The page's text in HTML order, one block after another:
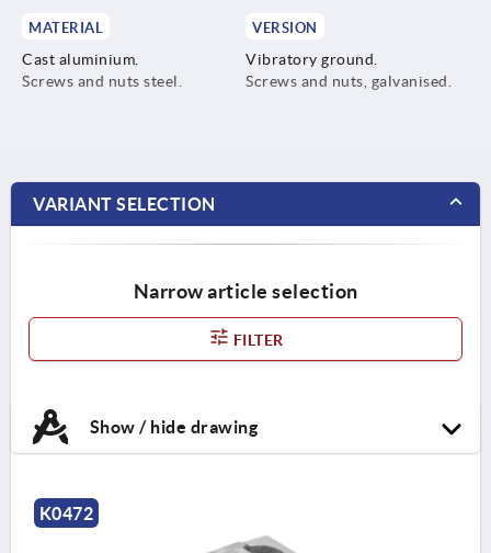
MATERIAL
Cast aluminium.
Screws and nuts steel.
VERSION
Vibratory ground.
Screws and nuts, galvanised.
VARIANT SELECTION
Narrow article selection
FILTER
Show / hide drawing
K0472